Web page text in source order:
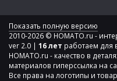
Показать полную версию
2010-2026 © HOMATO.ru -
ver 2.0 | 16 лет работаем для
HOMATO.ru - качество в
материалов гиперссылка на
Все права на логотипы и